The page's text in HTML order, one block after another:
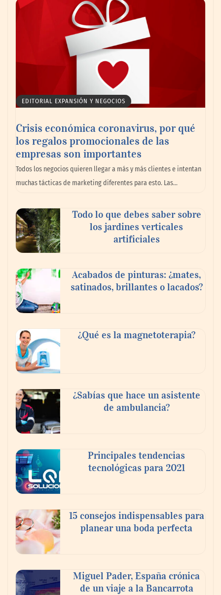
impulsando la colaboración en el sector
La omnicanalidad redefine la forma de
planear viajes en México
buscan proyectar talento mexicano y
fortalecer el turismo médico
En el Día de la Cerveza, Grupo Modelo
mundo elige para reunirse: 7 de cada 10 la
escogen
compromiso para el eclipse solar del 12 de
agosto
EDITORIAL EXPANSIÓN Y NEGOCIOS
Crisis económica coronavirus, por qué
los regalos promocionales de las
empresas son importantes
Todos los negocios quieren llegar a más y más clientes e intentan
muchas tácticas de marketing diferentes para esto. Las…
Todo lo que debes saber sobre
los jardines verticales
artificiales
Acabados de pinturas: ¿mates,
satinados, brillantes o lacados?
¿Qué es la magnetoterapia?
¿Sabías que hace un asistente
de ambulancia?
Principales tendencias
tecnológicas para 2021
15 consejos indispensables para
planear una boda perfecta
Miguel Pader, España crónica
de un viaje a la Bancarrota